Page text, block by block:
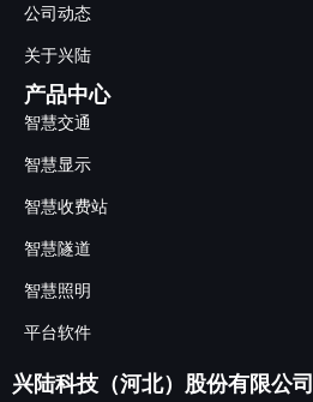
公司动态
关于兴陆
产品中心
智慧交通
智慧显示
智慧收费站
智慧隧道
智慧照明
平台软件
兴陆科技（河北）股份有限公司